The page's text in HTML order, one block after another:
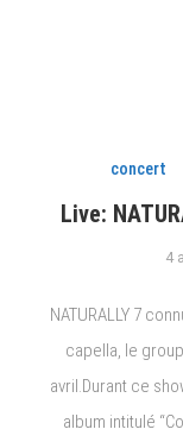
concert
Live:
4
NATURALLY 7
capella, le
avril.Durant ce
album intitulé